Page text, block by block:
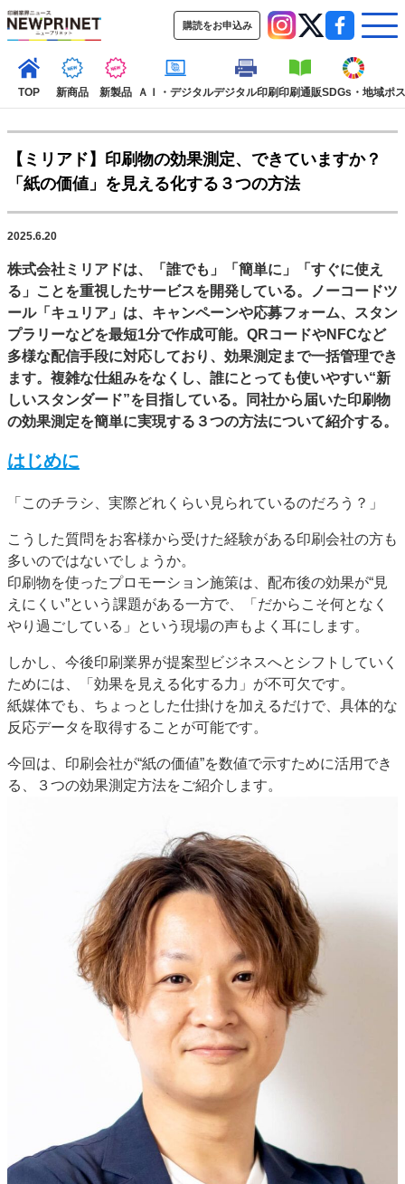
購読をお申込み
TOP 新商品 新製品 ＡＩ・デジタルデジタル印刷印刷通販SDGs・地域ポ
インデックス
新商品 新製品 ＡＩ・デジタル デジタル印刷
印刷通販
SDGs・地域
ポストプレス ビジネス イベント 信用情報
業界
市場・統計
人事・移転・異動・訃報
特集記事カテゴリー一覧
特集・デジタル印刷 アイデアで勝負！ ～多様なビジネス・多彩な商材～
JAPAN PACK 2023 特集
中古印刷機・製本機特集
2022 見える化・MIS特集
案内
発刊案内
JFPI印刷用語集 印刷機材年鑑
運営
会社案内
購読・購入申し込み
サイトポリシー
お問い合わせ
【ミリアド】印刷物の効果測定、できていますか？
「紙の価値」を見える化する３つの方法
2025.6.20
株式会社ミリアドは、「誰でも」「簡単に」「すぐに使え
る」ことを重視したサービスを開発している。ノーコードツ
ール「キュリア」は、キャンペーンや応募フォーム、スタン
プラリーなどを最短1分で作成可能。QRコードやNFCなど
多様な配信手段に対応しており、効果測定まで一括管理でき
ます。複雑な仕組みをなくし、誰にとっても使いやすい“新
しいスタンダード”を目指している。同社から届いた印刷物
の効果測定を簡単に実現する３つの方法について紹介する。
はじめに
「このチラシ、実際どれくらい見られているのだろう？」
こうした質問をお客様から受けた経験がある印刷会社の方も
多いのではないでしょうか。
印刷物を使ったプロモーション施策は、配布後の効果が“見
えにくい”という課題がある一方で、「だからこそ何となく
やり過ごしている」という現場の声もよく耳にします。
しかし、今後印刷業界が提案型ビジネスへとシフトしていく
ためには、「効果を見える化する力」が不可欠です。
紙媒体でも、ちょっとした仕掛けを加えるだけで、具体的な
反応データを取得することが可能です。
今回は、印刷会社が“紙の価値”を数値で示すために活用でき
る、３つの効果測定方法をご紹介します。